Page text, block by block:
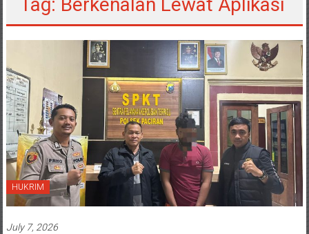
Tag: Berkenalan Lewat Aplikasi
HUKRIM
July 7, 2026